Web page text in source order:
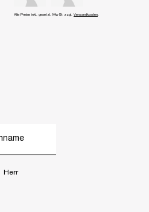
Alle Preise inkl. gesetzl. MwSt zzgl. Versandkosten .
Herr